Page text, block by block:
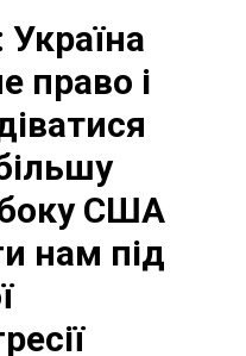
право і
США
нам під